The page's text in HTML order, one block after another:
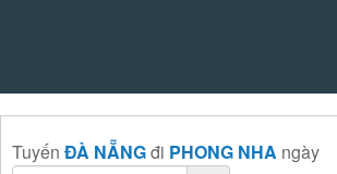
Tuyến ĐÀ NẴNGđi PHONG NHA ngày